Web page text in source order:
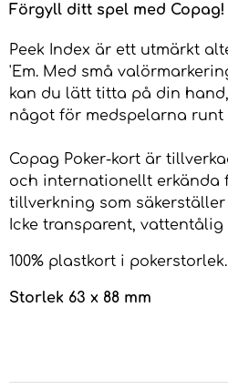
Förgyll ditt spel med Copag!
Peek Index är ett utmärkt
'Em. Med små
kan du lätt titta på din
något för medspelarna runt
Copag Poker-kort är
och internationellt erkända
tillverkning som
Icke transparent,
100% plastkort i pokerstorlek.
Storlek 63 x 88 mm